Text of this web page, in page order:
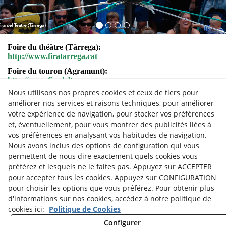
Foire du théâtre (Tàrrega):
http://www.firatarrega.cat
Foire du touron (Agramunt):
http://www.firadeltorro.com
Foire du chasseur (Tàrrega):
http://sctarrega.com
Foire agricole de Sant Josep (Mollerussa):
http://www.fira.com
Foire de la vendange et du vin (Verdú):
http://www.viulafesta.cat/activitat/festa-de-la-verema-i-el-vi-a-
verdu/
Foire de la moisson et du battage (La Fuliola):
http://www.segaribatre.cat
Política Privacitat | Avís Legal
Nous utilisons nos propres cookies et ceux de tiers pour
améliorer nos services et raisons techniques, pour améliorer
votre expérience de navigation, pour stocker vos préférences
et, éventuellement, pour vous montrer des publicités liées à
vos préférences en analysant vos habitudes de navigation.
Nous avons inclus des options de configuration qui vous
permettent de nous dire exactement quels cookies vous
préférez et lesquels ne le faites pas. Appuyez sur ACCEPTER
pour accepter tous les cookies. Appuyez sur CONFIGURATION
pour choisir les options que vous préférez. Pour obtenir plus
d'informations sur nos cookies, accédez à notre politique de
cookies ici: Politique de Cookies
Configurer